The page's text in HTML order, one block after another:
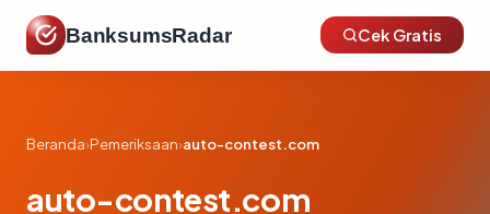
BanksumsRadar Cek Gratis
Beranda›Pemeriksaan›auto-contest.com
auto-contest.com